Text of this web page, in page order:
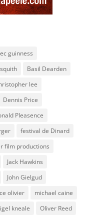
guinness
Basil Dearden
lee
Dennis Price
Pleasence
festival de Dinard
film productions
Jack Hawkins
John Gielgud
olivier
michael caine
kneale
Oliver Reed